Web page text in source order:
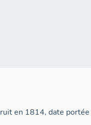
en 1814, date